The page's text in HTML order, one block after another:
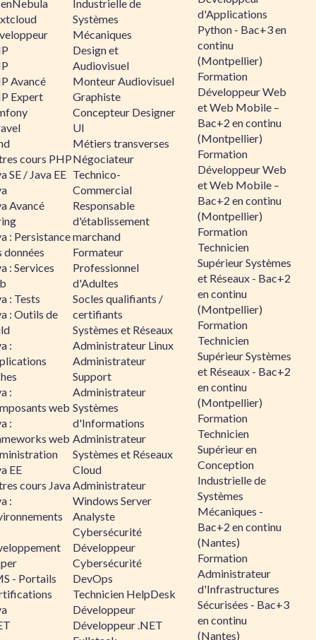
Avancé
Expert
cours PHP
SE / Java EE
Avancé
: Persistance
données
: Services
: Tests
: Outils de
:
:
web
:
web
EE
cours Java
:
- Portails
Industrielle de
Systèmes
Mécaniques
Design et
Audiovisuel
Monteur Audiovisuel
Graphiste
Concepteur Designer
UI
Métiers transverses
Négociateur
Technico-
Commercial
Responsable
d'établissement
marchand
Formateur
Professionnel
d'Adultes
Socles qualifiants /
certifiants
Systèmes et Réseaux
Administrateur Linux
Administrateur
Support
Administrateur
Systèmes
d'Informations
Administrateur
Systèmes et Réseaux
Cloud
Administrateur
Windows Server
Analyste
Cybersécurité
Développeur
Cybersécurité
DevOps
Technicien HelpDesk
Développeur
Développeur .NET
d'Applications
Python - Bac+3 en
continu
(Montpellier)
Formation
Développeur Web
et Web Mobile –
Bac+2 en continu
(Montpellier)
Formation
Développeur Web
et Web Mobile –
Bac+2 en continu
(Montpellier)
Formation
Technicien
Supérieur Systèmes
et Réseaux - Bac+2
en continu
(Montpellier)
Formation
Technicien
Supérieur Systèmes
et Réseaux - Bac+2
en continu
(Montpellier)
Formation
Technicien
Supérieur en
Conception
Industrielle de
Systèmes
Mécaniques -
Bac+2 en continu
(Nantes)
Formation
Administrateur
d'Infrastructures
Sécurisées - Bac+3
en continu
(Nantes)